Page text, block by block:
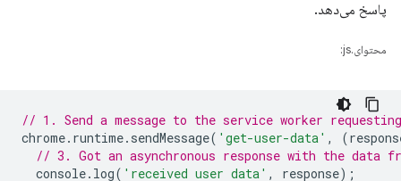
پاسخ می‌دهد.
محتوای.js:
// 1. Send a message to the service worker
chrome. runtime. sendMessage( 'get-user-data' , (
// 3. Got an asynchronous response with the data
console. log( 'received user data' , response);